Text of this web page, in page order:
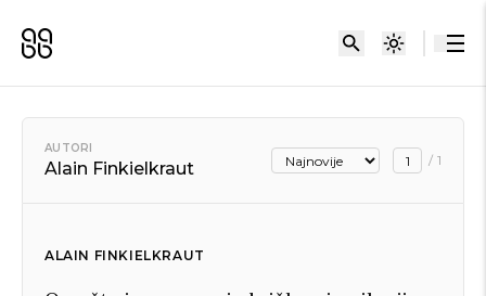
AUTORI
Alain Finkielkraut / 1
ALAIN FINKIELKRAUT